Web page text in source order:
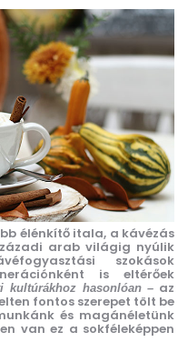
élénkítő itala, a kávézás
arab világig nyúlik
szokások
is eltérőek
kultúrákhoz hasonlóan – az
fontos szerepet tölt be
és magánéletünk
van ez a sokféleképpen